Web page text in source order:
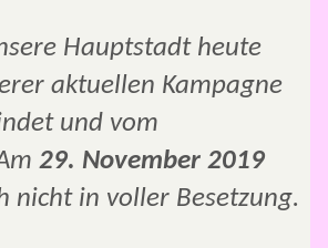
Hauptstadt heute
aktuellen Kampagne
und vom
29. November 2019
nicht in voller Besetzung.